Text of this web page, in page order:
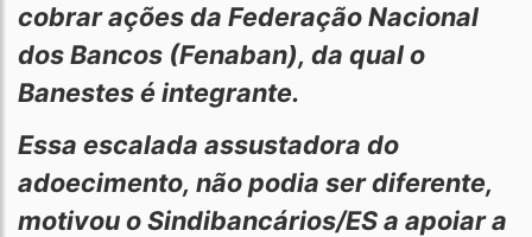
cobrar ações da Federação Nacional
dos Bancos (Fenaban), da qual o
Banestes é integrante.
Essa escalada assustadora do
adoecimento, não podia ser diferente,
motivou o Sindibancários/ES a apoiar a